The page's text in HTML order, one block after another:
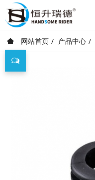
网站首页 产品中心